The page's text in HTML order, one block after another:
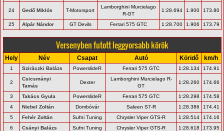
24 Gedő Miklós T-Motorsport
Lamborghini Murcielago
R-GT
1:28.694 1.900 173.80
25 Alpár Nándor GT Devils Ferrari 575 GTC 1:28.700 1.906 173.79
Versenyben futott leggyorsabb körök
Hely Név Csapat Autó Köridő km/h
1 Sziráczki Balázs PowerslideR Ferrari 575 GTC 1:28.134 174.91
2
Csicsmányi
Tamás
Dexter
Lamborghini Murcielago R-
GT
1:28.260 174.66
3 Takács Gyula PowerslideR Ferrari 575 GTC 1:28.298
174.58
4
Niebel Zoltán Dombóvár Saleen S7-R 1:28.386
174.41
5
Fehér Zoltán Sufni Tuning Chrysler Viper GTS-R 1:28.514
174.16
6
Csányi Balázs Sufni Tuning Chrysler Viper GTS-R 1:28.618 173.95